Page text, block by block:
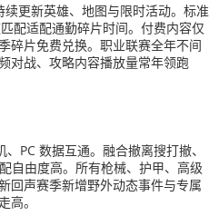
更新英雄、地图与限时活动。标准
配适配通勤碎片时间。付费内容仅
碎片免费兑换。职业联赛全年不间
对战、攻略内容播放量常年领跑
PC 数据互通。融合撤离搜打撤、
自由度高。所有枪械、护甲、高级
回声赛季新增野外动态事件与专属
。